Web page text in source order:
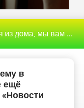
с этим разобраться
в
ещё